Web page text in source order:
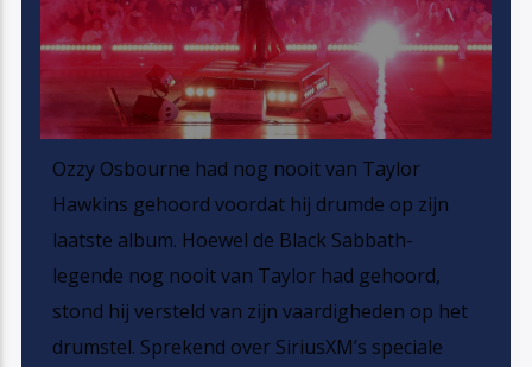
Ozzy Osbourne had nog nooit van Taylor
Hawkins gehoord voordat hij drumde op zijn
laatste album. Hoewel de Black Sabbath-
legende nog nooit van Taylor had gehoord,
stond hij versteld van zijn vaardigheden op het
drumstel. Sprekend over SiriusXM’s speciale